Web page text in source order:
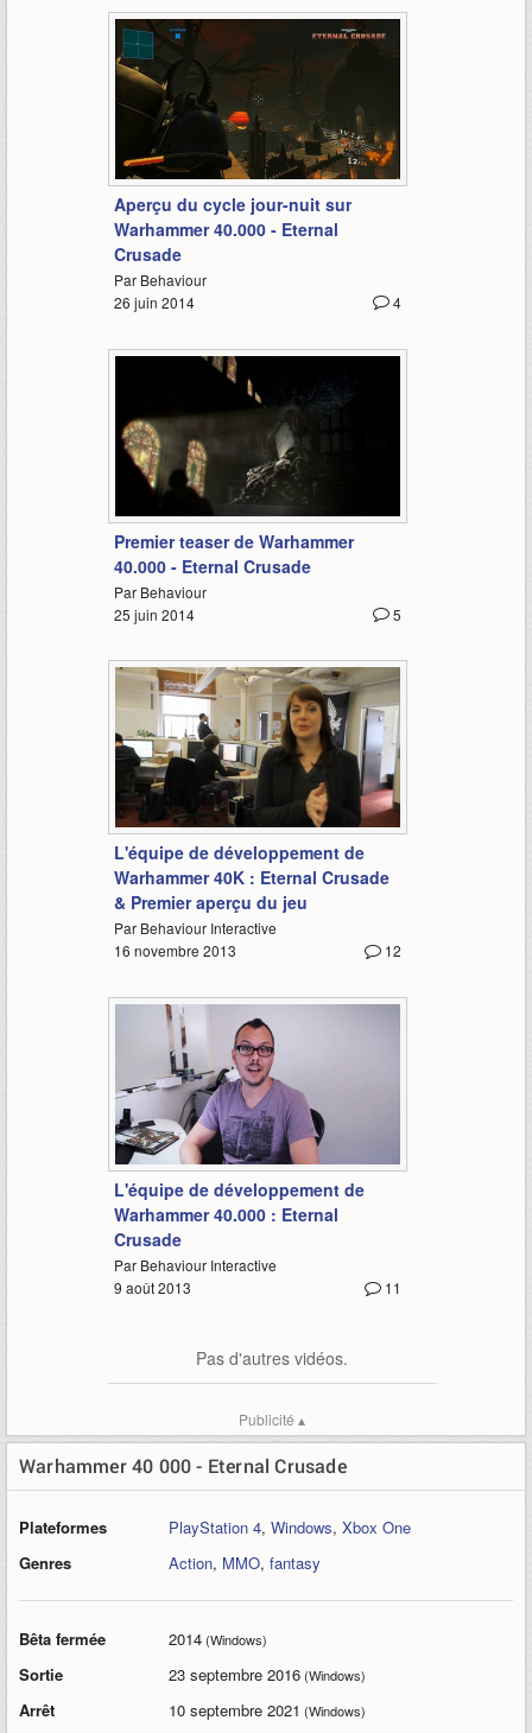
0:35
Aperçu du cycle jour-nuit sur
Warhammer 40.000 - Eternal
Crusade
Par Behaviour
4
26 juin 2014
Premier teaser de Warhammer
40.000 - Eternal Crusade
Par Behaviour
5
25 juin 2014
4:25
L'équipe de développement de
Warhammer 40K : Eternal Crusade
& Premier aperçu du jeu
Par Behaviour Interactive
12
16 novembre 2013
L'équipe de développement de
Warhammer 40.000 : Eternal
Crusade
Par Behaviour Interactive
11
9 août 2013
Pas d'autres vidéos.
Publicité ▴
Warhammer 40 000 - Eternal Crusade
Plateformes PlayStation 4, Windows, Xbox One
Genres
Action, MMO, fantasy
Bêta fermée 2014(Windows)
Sortie 23 septembre 2016(Windows)
Arrêt 10 septembre 2021 (Windows)